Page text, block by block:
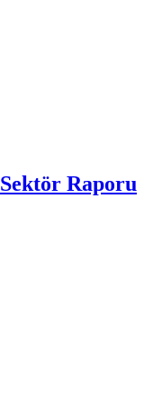
Raporu